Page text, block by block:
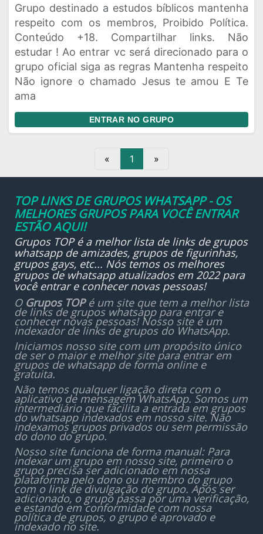
Grupo destinado a estudos bíblicos mantenha
respeito com os membros, Proibido Política.
Conteúdo +18. Compartilhar links. Não
estudar ! Ao entrar vc será direcionado para o
grupo oficial siga as regras Mantenha respeito
Não ignore o chamado Jesus te amou E Te
ama
ENTRAR NO GRUPO
« 1 »
TOP LINKS DE GRUPOS WHATSAPP - OS
MELHORES GRUPOS PARA VOCÊ ENTRAR
ESTÃO AQUI!
Grupos TOP é a melhor lista de links de grupos
whatsapp de amizades, grupos de figurinhas,
grupos gays, etc... Nós temos os melhores
grupos de whatsapp atualizados em 2022 para
você entrar e conhecer novas pessoas!
O Grupos TOPé um site que tem a melhor lista
de links de grupos whatsapp para entrar e
conhecer novas pessoas! Nosso site é um
indexador de links de grupos do WhatsApp.
Iniciamos nosso site com um propósito único
de ser o maior e melhor site para entrar em
grupos de whatsapp de forma online e
gratuita.
Não temos qualquer ligação direta com o
aplicativo de mensagem WhatsApp. Somos um
intermediário que facilita a entrada em grupos
do whatsapp indexados em nosso site. Não
indexamos grupos privados ou sem permissão
do dono do grupo.
Nosso site funciona de forma manual: Para
indexar um grupo em nosso site, primeiro o
grupo precisa ser adicionado em nossa
plataforma pelo dono ou membro do grupo
com o link de divulgação do grupo. Após ser
adicionado, o grupo passa por uma verificação,
e estando em conformidade com nossa
política de grupos, o grupo é aprovado e
indexado no site.